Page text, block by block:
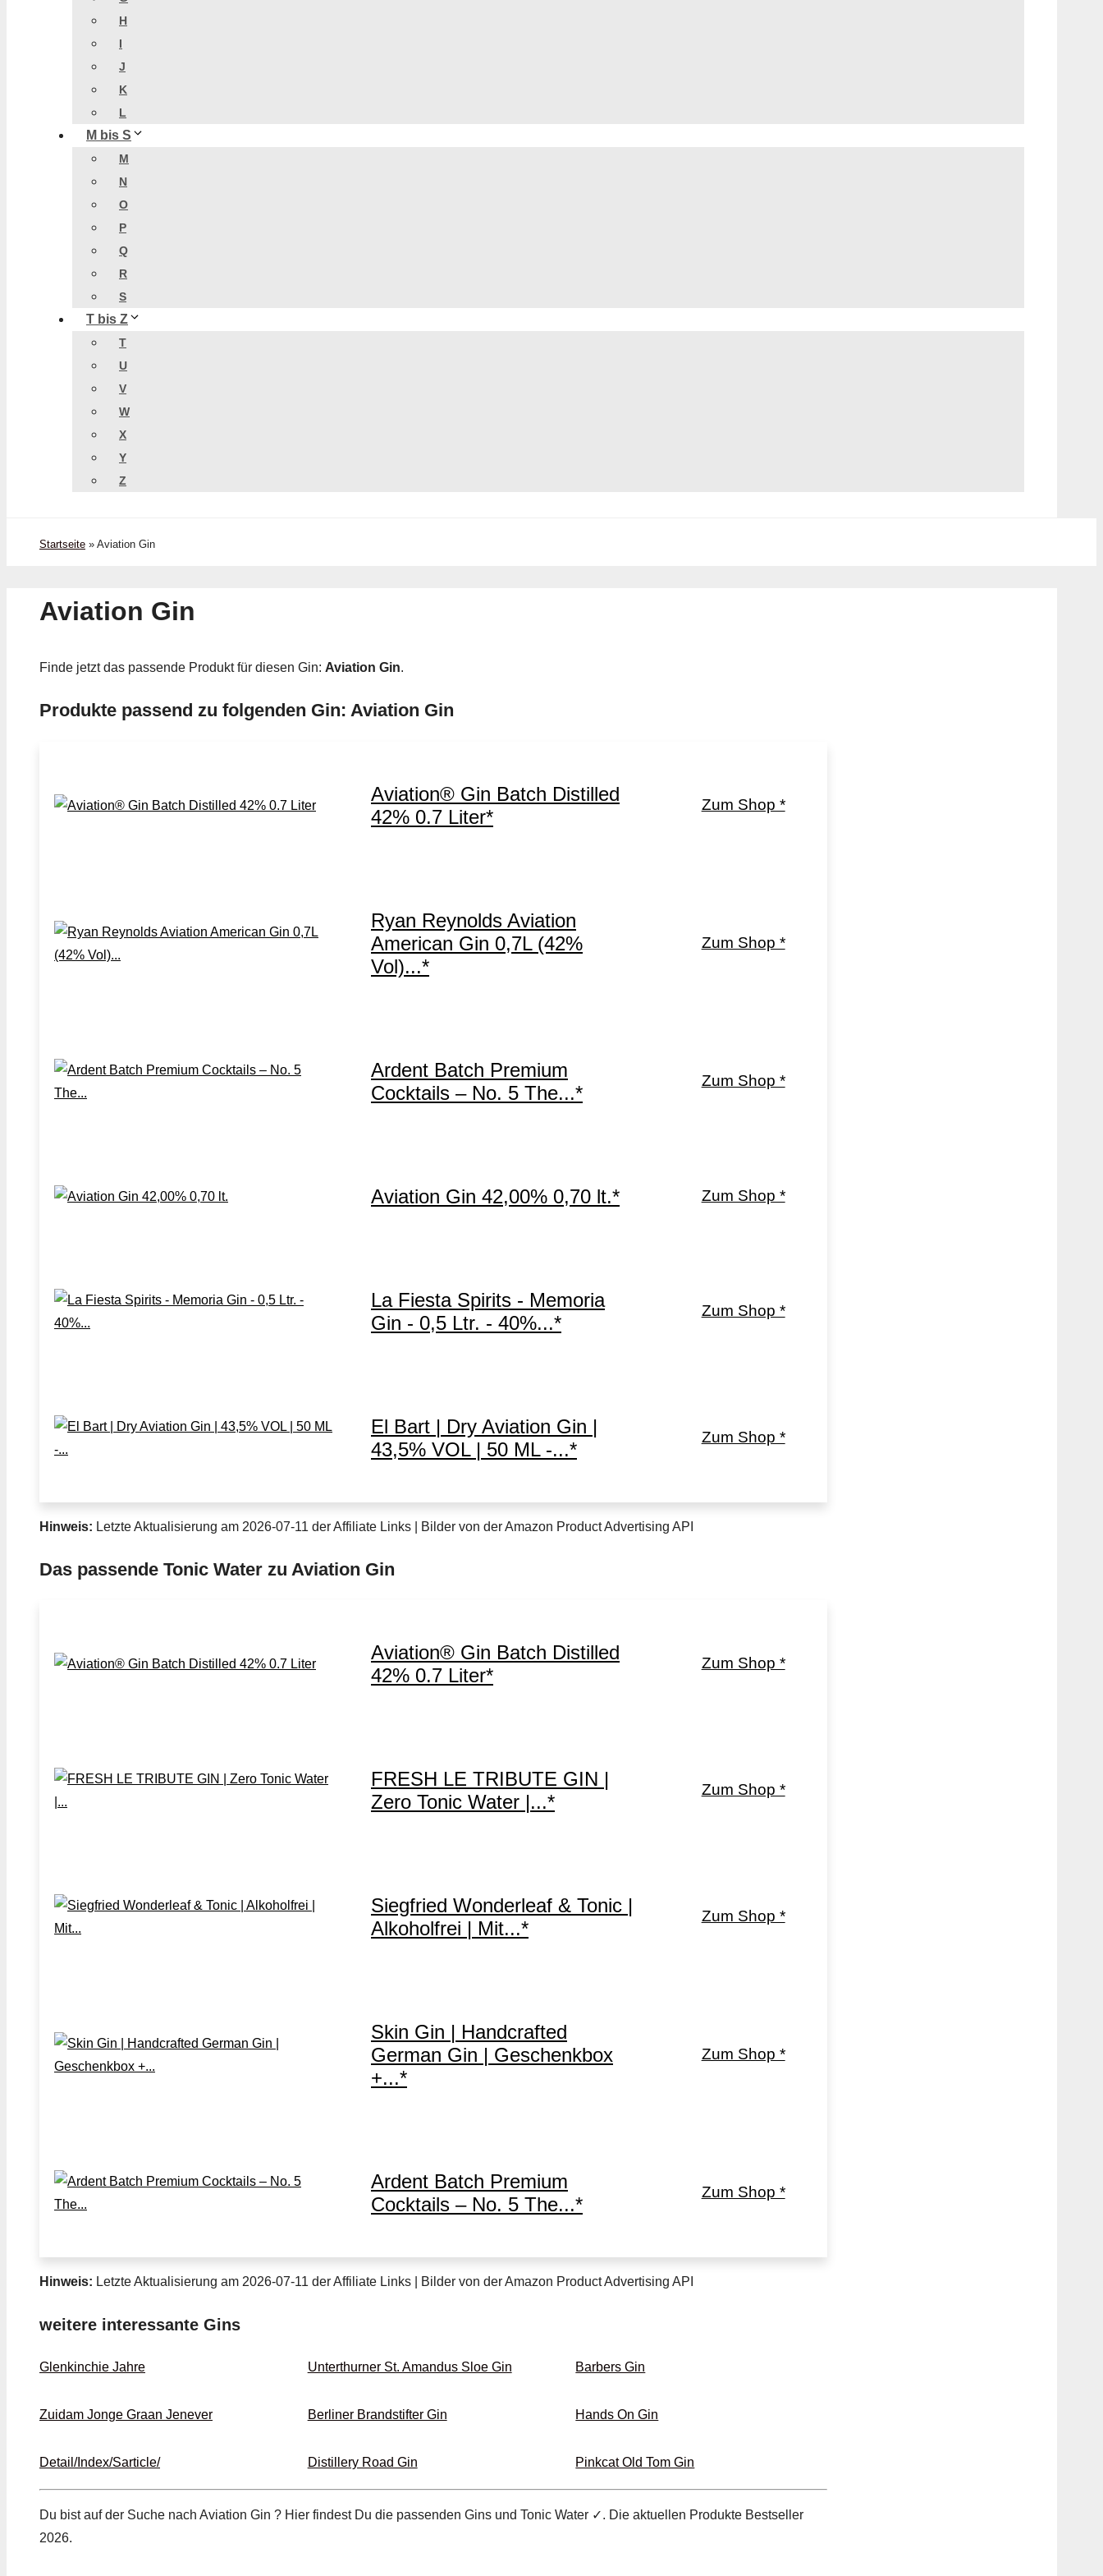
H
I
J
K
L
M bis S
M
N
O
P
Q
R
S
T bis Z
T
U
V
W
X
Y
Z
Startseite » Aviation Gin
Aviation Gin
Finde jetzt das passende Produkt für diesen Gin: Aviation Gin.
Produkte passend zu folgenden Gin: Aviation Gin
Aviation® Gin Batch Distilled
42% 0.7 Liter*
Zum Shop *
Ryan Reynolds Aviation
American Gin 0,7L (42%
Vol)...*
Zum Shop *
Ardent Batch Premium
Cocktails – No. 5 The...*
Zum Shop *
Aviation Gin 42,00% 0,70 lt.* Zum Shop *
La Fiesta Spirits - Memoria
Gin - 0,5 Ltr. - 40%...*
Zum Shop *
El Bart | Dry Aviation Gin |
43,5% VOL | 50 ML -...*
Zum Shop *
Hinweis: Letzte Aktualisierung am 2026-07-11 der Affiliate Links | Bilder von der Amazon Product Advertising API
Das passende Tonic Water zu Aviation Gin
Aviation® Gin Batch Distilled
42% 0.7 Liter*
Zum Shop *
FRESH LE TRIBUTE GIN |
Zero Tonic Water |...*
Zum Shop *
Siegfried Wonderleaf & Tonic |
Alkoholfrei | Mit...*
Zum Shop *
Skin Gin | Handcrafted
German Gin | Geschenkbox
+...*
Zum Shop *
Ardent Batch Premium
Cocktails – No. 5 The...*
Zum Shop *
Hinweis: Letzte Aktualisierung am 2026-07-11 der Affiliate Links | Bilder von der Amazon Product Advertising API
weitere interessante Gins
Glenkinchie Jahre Unterthurner St. Amandus Sloe Gin Barbers Gin
Zuidam Jonge Graan Jenever Berliner Brandstifter Gin Hands On Gin
Detail/Index/Sarticle/ Distillery Road Gin Pinkcat Old Tom Gin
Du bist auf der Suche nach Aviation Gin ? Hier findest Du die passenden Gins und Tonic Water ✓. Die aktuellen Produkte Bestseller
2026.